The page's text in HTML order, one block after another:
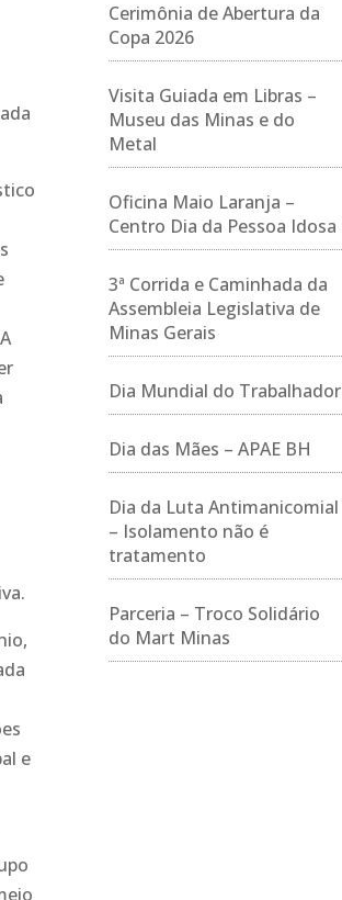
e
Cerimônia de Abertura da
Copa 2026
Visita Guiada em Libras –
Museu das Minas e do
Metal
Oficina Maio Laranja –
Centro Dia da Pessoa Idosa
3ª Corrida e Caminhada da
Assembleia Legislativa de
Minas Gerais
Dia Mundial do Trabalhador
Dia das Mães – APAE BH
Dia da Luta Antimanicomial
– Isolamento não é
tratamento
Parceria – Troco Solidário
do Mart Minas